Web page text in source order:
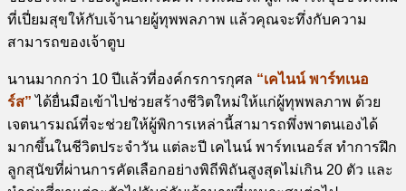
ที่เปี่ยมสุขให้กับเจ้านายผู้ทุพพลภาพ แล้วคุณจะทึ่งกับความ
สามารถของเจ้าตูบ
นานมากกว่า 10 ปีแล้วที่องค์กรการกุศล “เคไนน์ พาร์ทเนอ
ร์ส” ได้ยื่นมือเข้าไปช่วยสร้างชีวิตใหม่ให้แก่ผู้ทุพพลภาพ ด้วย
เจตนารมณ์ที่จะช่วยให้ผู้พิการเหล่านี้สามารถพึ่งพาตนเองได้
มากขึ้นในชีวิตประจำวัน แต่ละปี เคไนน์ พาร์ทเนอร์ส ทำการฝึก
ลูกสุนัขที่ผ่านการคัดเลือกอย่างพิถีพิถันสูงสุดไม่เกิน 20 ตัว และ